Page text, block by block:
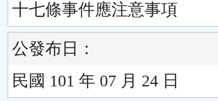
十七條事件應注意事項
公發布日：
民國 101 年 07 月 24 日